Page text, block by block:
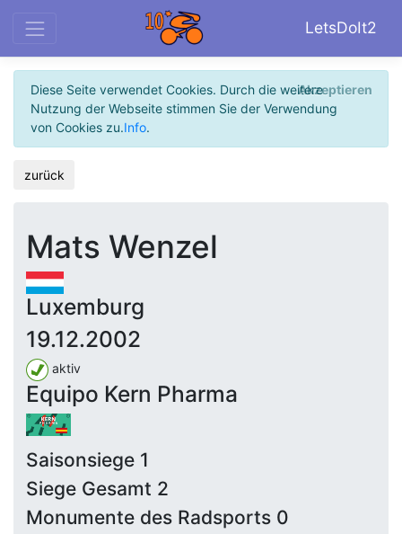
LetsDoIt2
Diese Seite verwendet Cookies. Durch die weitere
Nutzung der Webseite stimmen Sie der Verwendung
von Cookies zu.Info.
Akzeptieren
zurück
Mats Wenzel
Luxemburg
19.12.2002
aktiv
Equipo Kern Pharma
Saisonsiege 1
Siege Gesamt 2
Monumente des Radsports 0